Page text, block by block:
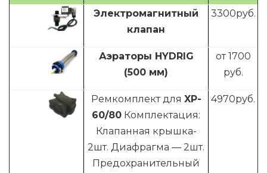
Электромагнитный
клапан
3300руб.
Аэраторы HYDRIG
(500 мм)
от 1700
руб.
Ремкомплект для XP-
60/80 Комплектация:
Клапанная крышка-
2шт. Диафрагма — 2шт.
Предохранительный
4970руб.